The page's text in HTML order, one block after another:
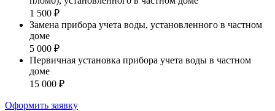
1 500 ₽
Замена прибора учета воды, установленного в частном
доме
5 000 ₽
Первичная установка прибора учета воды в частном
доме
15 000 ₽
Оформить заявку